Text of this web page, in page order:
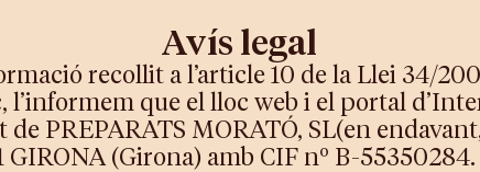
Avís legal
recollit a l’article 10 de la Llei 34/
que el lloc web i el portal
de PREPARATS MORATÓ, SL(en
GIRONA (Girona) amb CIF nº B-55350284.